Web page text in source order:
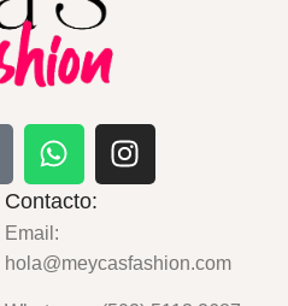
Contacto:
Email:
hola@meycasfashion.com